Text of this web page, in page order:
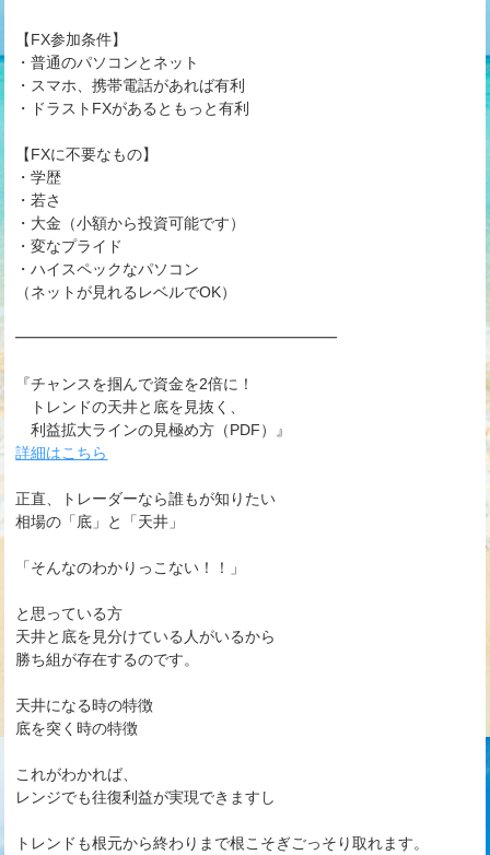
【FX参加条件】
・普通のパソコンとネット
・スマホ、携帯電話があれば有利
・ドラストFXがあるともっと有利
【FXに不要なもの】
・学歴
・若さ
・大金（小額から投資可能です）
・変なプライド
・ハイスペックなパソコン
（ネットが見れるレベルでOK）
━━━━━━━━━━━━━━━━━━━━━
『チャンスを掴んで資金を2倍に！
トレンドの天井と底を見抜く、
利益拡大ラインの見極め方（PDF）』
詳細はこちら
正直、トレーダーなら誰もが知りたい
相場の「底」と「天井」
「そんなのわかりっこない！！」
と思っている方
天井と底を見分けている人がいるから
勝ち組が存在するのです。
天井になる時の特徴
底を突く時の特徴
これがわかれば、
レンジでも往復利益が実現できますし
トレンドも根元から終わりまで根こそぎごっそり取れます。